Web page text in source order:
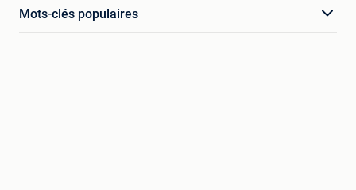
Mots-clés populaires